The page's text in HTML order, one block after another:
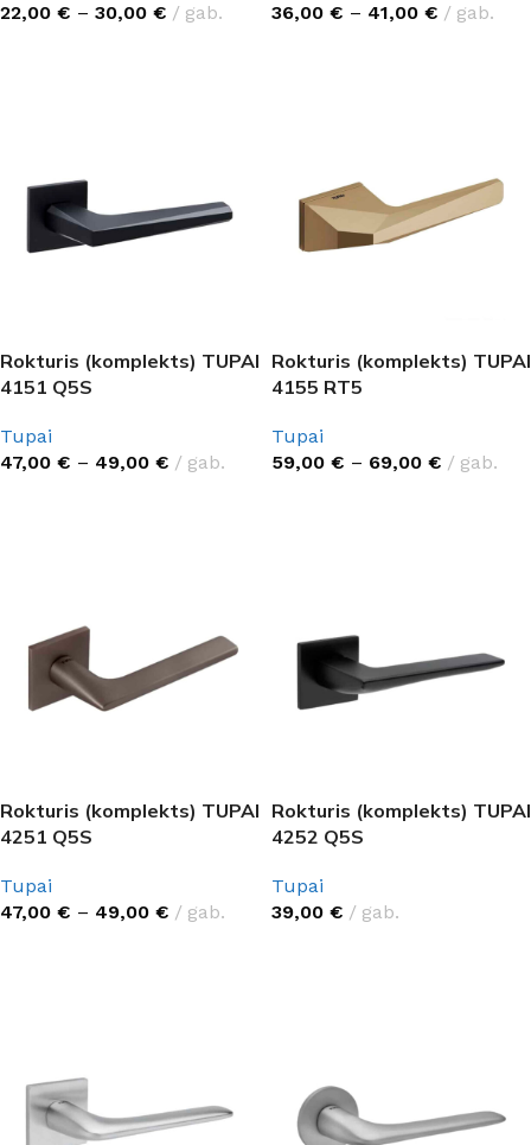
22,00 € – 30,00 € gab.
36,00 € – 41,00 € gab.
Rokturis (komplekts) TUPAI
4151 Q5S
Tupai
47,00 € – 49,00 € gab.
Rokturis (komplekts) TUPAI
4155 RT5
Tupai
59,00 € – 69,00 € gab.
Rokturis (komplekts) TUPAI
4251 Q5S
Tupai
47,00 € – 49,00 € gab.
Rokturis (komplekts) TUPAI
4252 Q5S
Tupai
39,00 € gab.